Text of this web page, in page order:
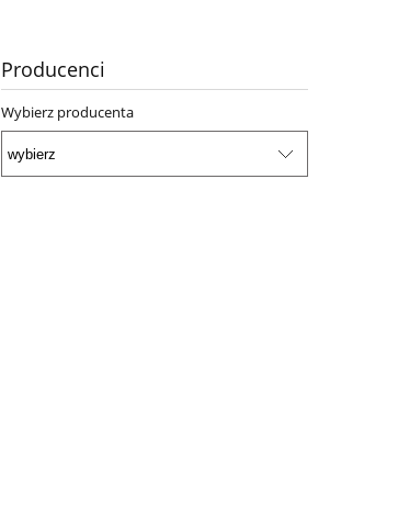
Producenci
Wybierz producenta